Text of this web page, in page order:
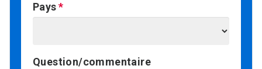
Pays
Question/commentaire